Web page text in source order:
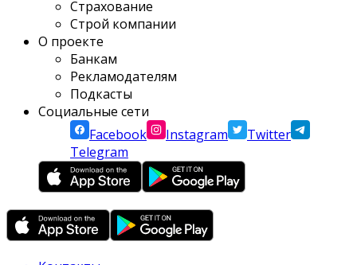
Страхование
Строй компании
О проекте
Банкам
Рекламодателям
Подкасты
Социальные сети
Facebook
Instagram
Twitter
Telegram